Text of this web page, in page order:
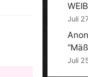
Juli
“
Juli